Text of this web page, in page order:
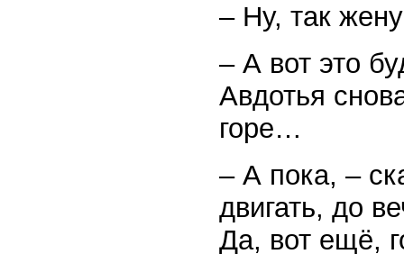
– Ну, так
– А вот это
Авдотья
горе…
– А пока, –
двигать, до
Да, вот ещё,